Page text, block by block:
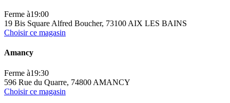
Ferme à19:00
19 Bis Square Alfred Boucher, 73100 AIX LES BAINS
Choisir ce magasin
Amancy
Ferme à19:30
596 Rue du Quarre, 74800 AMANCY
Choisir ce magasin